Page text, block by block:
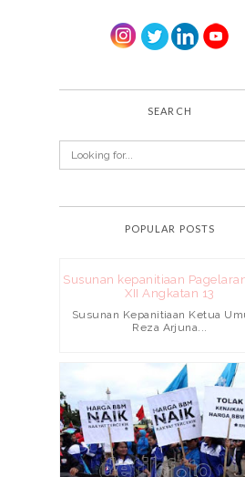
SEARCH
POPULAR POSTS
Susunan kepanitiaan
XII Angkatan 13
Susunan Kepanitiaan Ketua
Reza Arjuna...